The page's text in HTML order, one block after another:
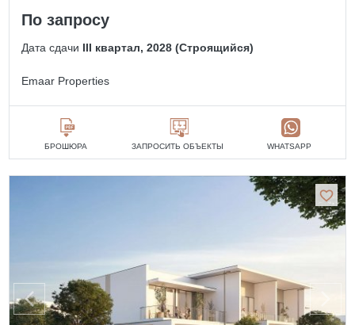
По запросу
Дата сдачи III квартал, 2028 (Строящийся)
Emaar Properties
БРОШЮРА ЗАПРОСИТЬ ОБЪЕКТЫ WHATSAPP